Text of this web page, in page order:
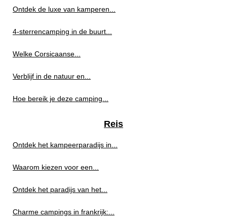
Ontdek de luxe van kamperen...
4-sterrencamping in de buurt...
Welke Corsicaanse...
Verblijf in de natuur en...
Hoe bereik je deze camping...
Reis
Ontdek het kampeerparadijs in...
Waarom kiezen voor een...
Ontdek het paradijs van het...
Charme campings in frankrijk:...